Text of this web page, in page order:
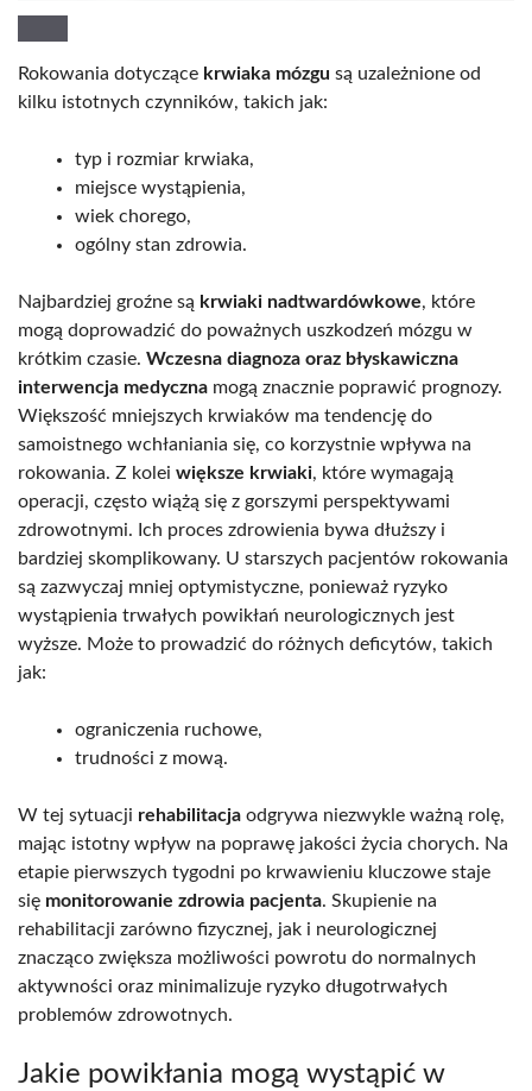
Rokowania dotyczące krwiaka mózgu są uzależnione od
kilku istotnych czynników, takich jak:
typ i rozmiar krwiaka,
miejsce wystąpienia,
wiek chorego,
ogólny stan zdrowia.
Najbardziej groźne są krwiaki nadtwardówkowe, które
mogą doprowadzić do poważnych uszkodzeń mózgu w
krótkim czasie. Wczesna diagnoza oraz błyskawiczna
interwencja medyczna mogą znacznie poprawić prognozy.
Większość mniejszych krwiaków ma tendencję do
samoistnego wchłaniania się, co korzystnie wpływa na
rokowania. Z kolei większe krwiaki, które wymagają
operacji, często wiążą się z gorszymi perspektywami
zdrowotnymi. Ich proces zdrowienia bywa dłuższy i
bardziej skomplikowany. U starszych pacjentów rokowania
są zazwyczaj mniej optymistyczne, ponieważ ryzyko
wystąpienia trwałych powikłań neurologicznych jest
wyższe. Może to prowadzić do różnych deficytów, takich
jak:
ograniczenia ruchowe,
trudności z mową.
W tej sytuacji rehabilitacja odgrywa niezwykle ważną rolę,
mając istotny wpływ na poprawę jakości życia chorych. Na
etapie pierwszych tygodni po krwawieniu kluczowe staje
się monitorowanie zdrowia pacjenta. Skupienie na
rehabilitacji zarówno fizycznej, jak i neurologicznej
znacząco zwiększa możliwości powrotu do normalnych
aktywności oraz minimalizuje ryzyko długotrwałych
problemów zdrowotnych.
Jakie powikłania mogą wystąpić w